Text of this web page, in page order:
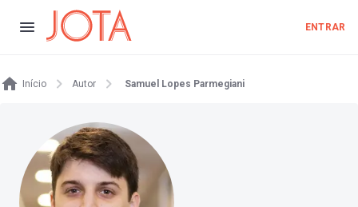
ENTRAR
Início Autor Samuel Lopes Parmegiani